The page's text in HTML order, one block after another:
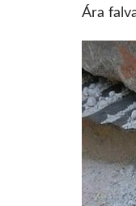
Ára